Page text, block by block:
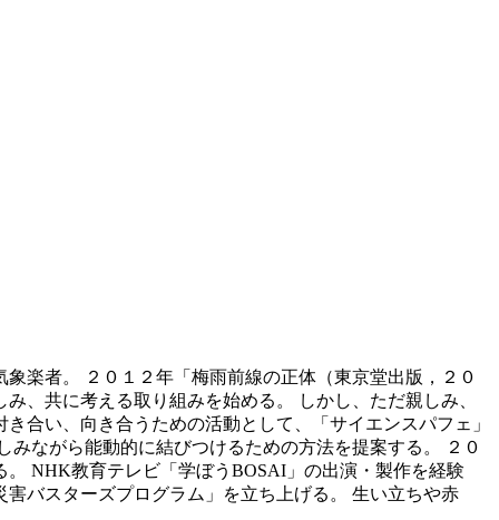
楽者。 ２０１２年「梅雨前線の正体（東京堂出版，２０
、共に考える取り組みを始める。 しかし、ただ親しみ、
合い、向き合うための活動として、「サイエンスパフェ」
ながら能動的に結びつけるための方法を提案する。 ２０
NHK教育テレビ「学ぼうBOSAI」の出演・製作を経験
バスターズプログラム」を立ち上げる。 生い立ちや赤